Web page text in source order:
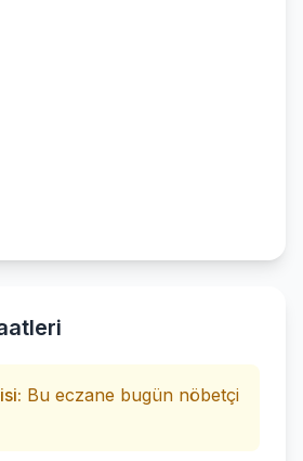
Bu eczane bugün nöbetçi